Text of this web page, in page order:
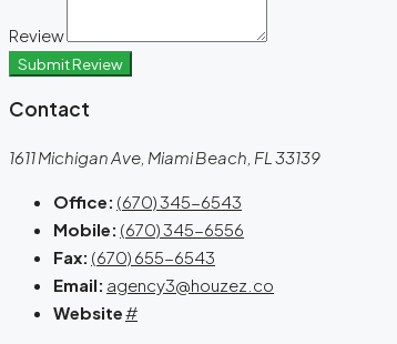
Review
Submit Review
Contact
1611 Michigan Ave, Miami Beach, FL 33139
Office: (670) 345-6543
Mobile: (670) 345-6556
Fax: (670) 655-6543
Email: agency3@houzez.co
Website#